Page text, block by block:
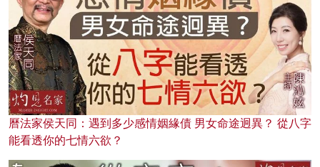
曆法家侯天同：遇到多少感情姻緣債 男女命途迥異？ 從八字
能看透你的七情六欲？